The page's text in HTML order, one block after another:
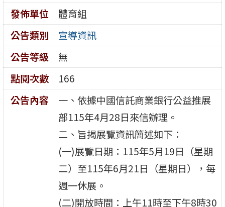
發佈單位
體育組
公告類別
宣導資訊
公告等級
無
點閱次數
166
公告內容
一、依據中國信託商業銀行公益推展
部115年4月28日來信辦理。
二、旨揭展覽資訊簡述如下：
(一)展覽日期：115年5月19日（星期
二）至115年6月21日（星期日），每
週一休展。
(二)開放時間：上午11時至下午8時30